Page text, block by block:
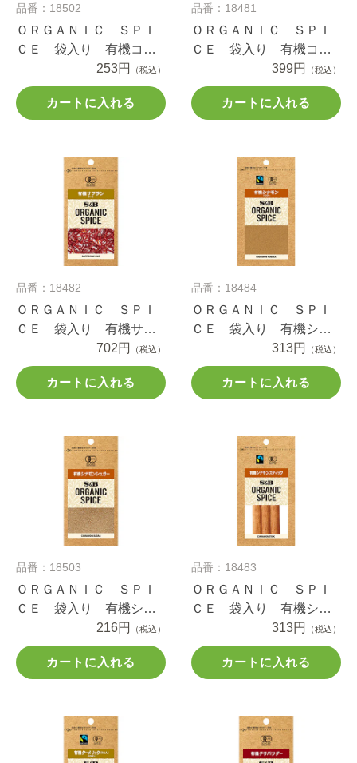
品番：18502
ＯＲＧＡＮＩＣ ＳＰＩ
ＣＥ 袋入り 有機コシ
253円 （税込）
カートに入れる
品番：18481
ＯＲＧＡＮＩＣ ＳＰＩ
ＣＥ 袋入り 有機コリ
アンダー（パウダー）
１１ｇ
399円 （税込）
カートに入れる
品番：18482
ＯＲＧＡＮＩＣ ＳＰＩ
ＣＥ 袋入り 有機サフ
ラン（ホール） ０.３ｇ
702円 （税込）
カートに入れる
品番：18484
ＯＲＧＡＮＩＣ ＳＰＩ
ＣＥ 袋入り 有機シナ
モン（パウダー） １３
ｇ
313円 （税込）
カートに入れる
品番：18503
ＯＲＧＡＮＩＣ ＳＰＩ
ＣＥ 袋入り 有機シナ
モンシュガー ２２.３ｇ
216円 （税込）
カートに入れる
品番：18483
ＯＲＧＡＮＩＣ ＳＰＩ
ＣＥ 袋入り 有機シナ
モンスティック ３本
313円 （税込）
カートに入れる